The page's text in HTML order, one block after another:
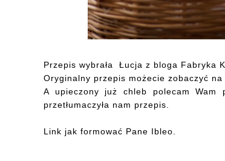
Przepis wybrała Łucja z bloga Fabryka
Oryginalny przepis możecie zobaczyć na
A upieczony już chleb polecam
przetłumaczyła nam przepis.
Link jak formować Pane Ibleo.